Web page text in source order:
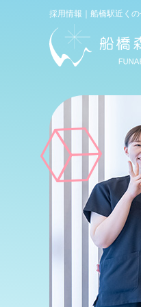
採用情報｜船橋駅近く
(初診専用)
お問い合わせ